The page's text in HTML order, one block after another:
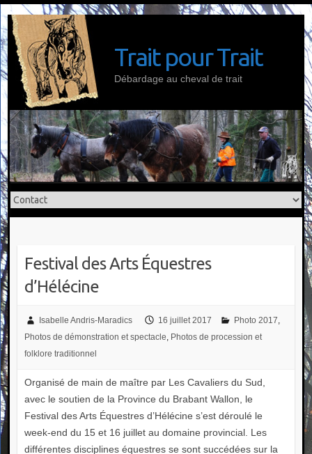
Skip
to
content
Trait pour Trait
Débardage au cheval de trait
Festival des Arts Équestres
d’Hélécine
Isabelle Andris-Maradics 16 juillet 2017 Photo 2017,
Photos de démonstration et spectacle, Photos de procession et
folklore traditionnel
Organisé de main de maître par Les Cavaliers du Sud,
avec le soutien de la Province du Brabant Wallon, le
Festival des Arts Équestres d’Hélécine s’est déroulé le
week-end du 15 et 16 juillet au domaine provincial. Les
différentes disciplines équestres se sont succédées sur la